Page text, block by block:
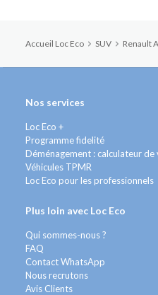
Accueil Loc Eco SUV Renault
Nos services
Loc Eco +
Programme fidelité
Déménagement : calculateur de
Véhicules TPMR
Loc Eco pour les professionnels
Plus loin avec Loc Eco
Qui sommes-nous ?
FAQ
Contact WhatsApp
Nous recrutons
Avis Clients